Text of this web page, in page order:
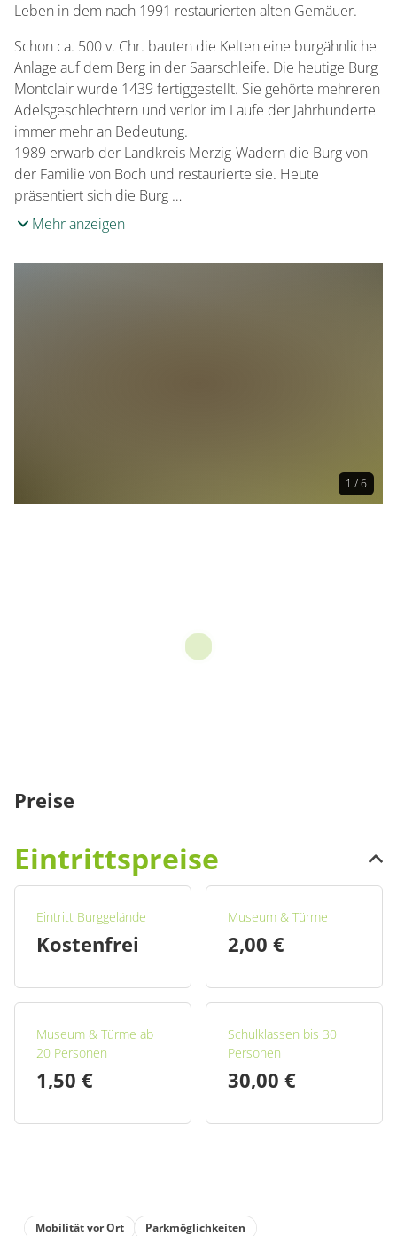
Leben in dem nach 1991 restaurierten alten Gemäuer.
Schon ca. 500 v. Chr. bauten die Kelten eine burgähnliche
Anlage auf dem Berg in der Saarschleife. Die heutige Burg
Montclair wurde 1439 fertiggestellt. Sie gehörte mehreren
Adelsgeschlechtern und verlor im Laufe der Jahrhunderte
immer mehr an Bedeutung.
1989 erwarb der Landkreis Merzig-Wadern die Burg von
der Familie von Boch und restaurierte sie. Heute
präsentiert sich die Burg …
Mehr anzeigen
1 / 6
Preise
Eintrittspreise
Eintritt Burggelände
Kostenfrei
Museum & Türme
2,00 €
Museum & Türme ab
20 Personen
1,50 €
Schulklassen bis 30
Personen
30,00 €
Mobilität vor Ort Parkmöglichkeiten